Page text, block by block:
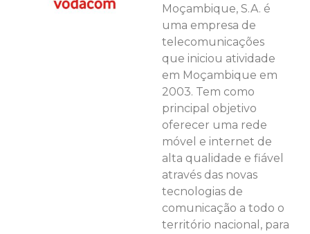
Moçambique, S.A. é
uma empresa de
telecomunicações
que iniciou atividade
em Moçambique em
2003. Tem como
principal objetivo
oferecer uma rede
móvel e internet de
alta qualidade e fiável
através das novas
tecnologias de
comunicação a todo o
território nacional, para